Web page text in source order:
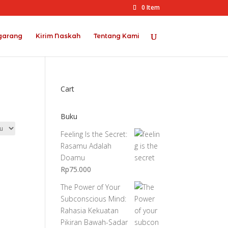
0 Item
Kirim Naskah Tentang Kami
Cart
Buku
Feeling Is the Secret:
Rasamu Adalah
Doamu
Rp75.000
The Power of Your
Subconscious Mind:
Rahasia Kekuatan
Pikiran Bawah-Sadar